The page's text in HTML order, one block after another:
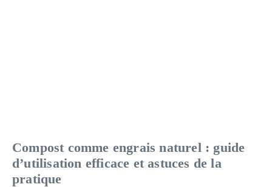
Compost comme engrais naturel : guide
d’utilisation efficace et astuces de la
pratique